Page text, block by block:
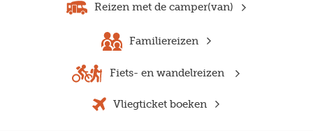
Reizen met de camper(van)
Familiereizen
Fiets- en wandelreizen
Vliegticket boeken